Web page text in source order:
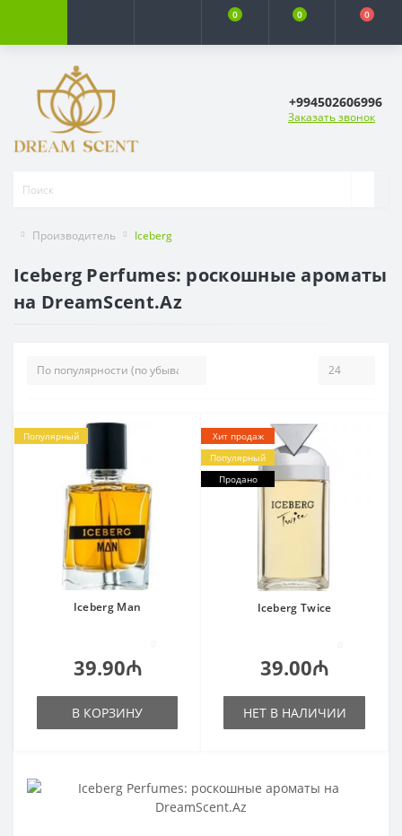
0 0 0
+994502606996
Заказать звонок
Производитель Iceberg
Iceberg Perfumes: роскошные ароматы
на DreamScent.Az
Популярный
Iceberg Man
39.90₼
В КОРЗИНУ
Хит продаж
Популярный
Продано
Iceberg Twice
39.00₼
НЕТ В НАЛИЧИИ